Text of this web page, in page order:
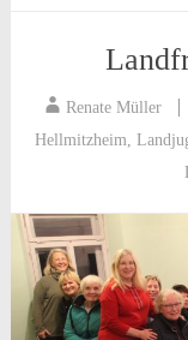
Renate Müller
Hellmitzheim,